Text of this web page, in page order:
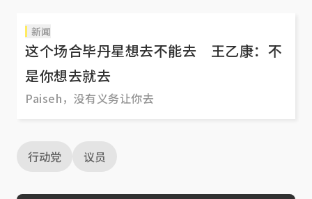
新闻
这个场合毕丹星想去不能去 王乙康：不
是你想去就去
Paiseh，没有义务让你去
行动党 议员